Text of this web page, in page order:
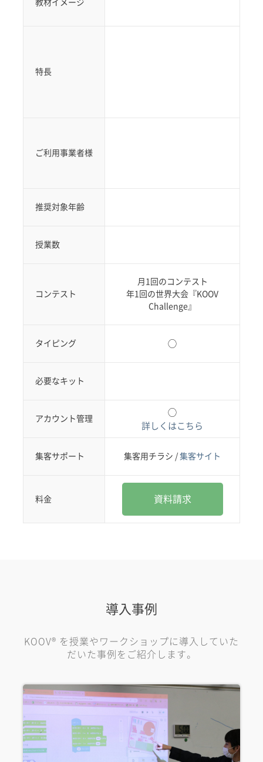
教材イメージ
特長
ご利用事業者様
推奨対象年齢
授業数
コンテスト
タイピング
必要なキット
アカウント管理
集客サポート
料金
月1回のコンテスト
年1回の世界大会『KOOV
Challenge』
◯
◯
詳しくはこちら
集客用チラシ / 集客サイト
資料請求
導入事例
KOOV® を授業やワークショップに導入していた
だいた事例をご紹介します。